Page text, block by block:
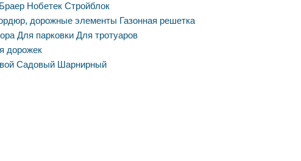
Браер Нобетек Стройблок
дорожные элементы Газонная решетка
Для парковки Для тротуаров
дорожек
Садовый Шарнирный